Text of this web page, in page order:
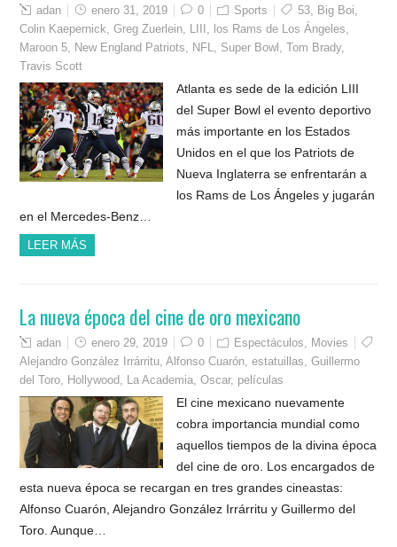
adan enero 31, 2019 0 Sports 53, Big Boi,
Colin Kaepernick,Greg Zuerlein, LIII , los Rams de Los Ángeles,
Maroon 5, New England Patriots, NFL, Super Bowl ,Tom Brady,
Travis Scott
Atlanta es sede de la edición LIII
del Super Bowl el evento deportivo
más importante en los Estados
Unidos en el que los Patriots de
Nueva Inglaterra se enfrentarán a
los Rams de Los Ángeles y jugarán
en el Mercedes-Benz…
LEER MÁS
La nueva época del cine de oro mexicano
adan enero 29, 2019 0 Espectáculos, Movies
Alejandro González Irrárritu,Alfonso Cuarón,estatuillas,Guillermo
del Toro, Hollywood, La Academia,Oscar, películas
El cine mexicano nuevamente
cobra importancia mundial como
aquellos tiempos de la divina época
del cine de oro. Los encargados de
esta nueva época se recargan en tres grandes cineastas:
Alfonso Cuarón, Alejandro González Irrárritu y Guillermo del
Toro. Aunque…